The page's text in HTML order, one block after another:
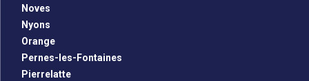
Noves
Nyons
Orange
Pernes-les-Fontaines
Pierrelatte